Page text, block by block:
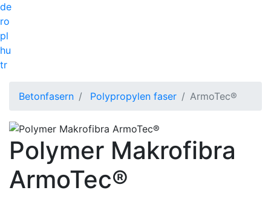
de
ro
pl
hu
tr
Betonfasern Polypropylen faser ArmoTec®
Polymer Makrofibra
ArmoTec®